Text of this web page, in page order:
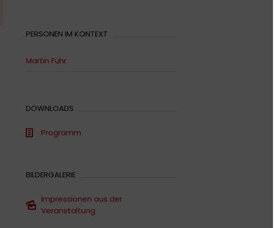
PERSONEN IM KONTEXT
Martin Führ
DOWNLOADS
Programm
BILDERGALERIE
Impressionen aus der
Veranstaltung